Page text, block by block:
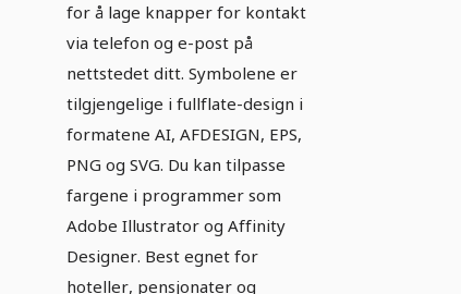
for å lage knapper for kontakt
via telefon og e-post på
nettstedet ditt. Symbolene er
tilgjengelige i fullflate-design i
formatene AI, AFDESIGN, EPS,
PNG og SVG. Du kan tilpasse
fargene i programmer som
Adobe Illustrator og Affinity
Designer. Best egnet for
hoteller, pensjonater og